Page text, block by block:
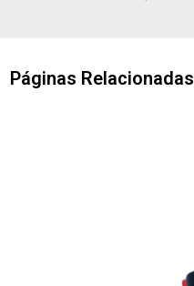
Páginas Relacionadas